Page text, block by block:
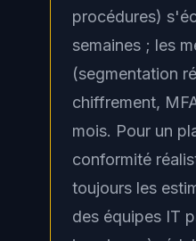
procédures)
semaines ; les
(segmentation
chiffrement,
mois. Pour un
conformité
toujours les
des équipes IT